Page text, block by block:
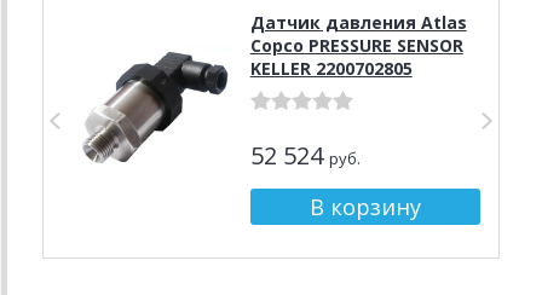
Датчик давления Atlas
Copco PRESSURE SENSOR
KELLER 2200702805
52 524 руб.